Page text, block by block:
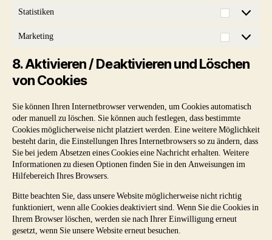
Statistiken Statistiken
Marketing Marketing
8. Aktivieren / Deaktivieren und Löschen
von Cookies
Sie können Ihren Internetbrowser verwenden, um Cookies automatisch
oder manuell zu löschen. Sie können auch festlegen, dass bestimmte
Cookies möglicherweise nicht platziert werden. Eine weitere Möglichkeit
besteht darin, die Einstellungen Ihres Internetbrowsers so zu ändern, dass
Sie bei jedem Absetzen eines Cookies eine Nachricht erhalten. Weitere
Informationen zu diesen Optionen finden Sie in den Anweisungen im
Hilfebereich Ihres Browsers.
Bitte beachten Sie, dass unsere Website möglicherweise nicht richtig
funktioniert, wenn alle Cookies deaktiviert sind. Wenn Sie die Cookies in
Ihrem Browser löschen, werden sie nach Ihrer Einwilligung erneut
gesetzt, wenn Sie unsere Website erneut besuchen.